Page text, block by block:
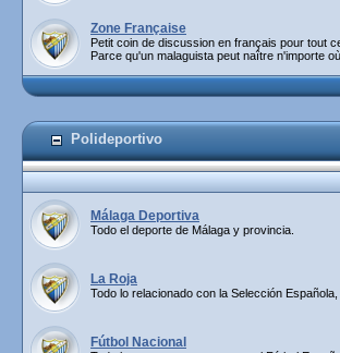
Zone Française
Petit coin de discussion en français pour tout
Parce qu'un malaguista peut naître n'importe où.
Polideportivo
Málaga Deportiva
Todo el deporte de Málaga y provincia.
La Roja
Todo lo relacionado con la Selección
Fútbol Nacional